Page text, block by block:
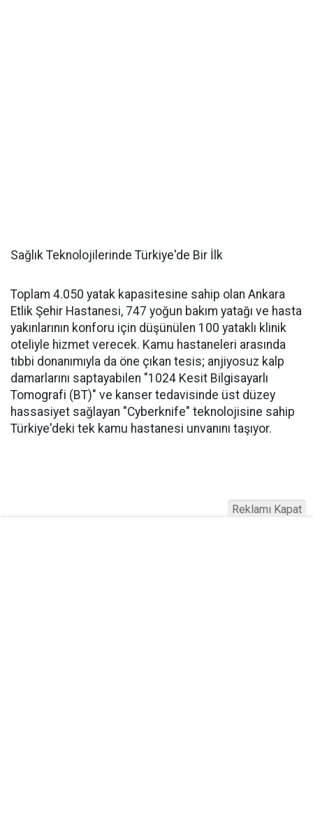
Sağlık Teknolojilerinde Türkiye'de Bir İlk
Toplam 4.050 yatak kapasitesine sahip olan Ankara
Etlik Şehir Hastanesi, 747 yoğun bakım yatağı ve hasta
yakınlarının konforu için düşünülen 100 yataklı klinik
oteliyle hizmet verecek. Kamu hastaneleri arasında
tıbbi donanımıyla da öne çıkan tesis; anjiyosuz kalp
damarlarını saptayabilen "1024 Kesit Bilgisayarlı
Tomografi (BT)" ve kanser tedavisinde üst düzey
hassasiyet sağlayan "Cyberknife" teknolojisine sahip
Türkiye'deki tek kamu hastanesi unvanını taşıyor.
Reklamı Kapat